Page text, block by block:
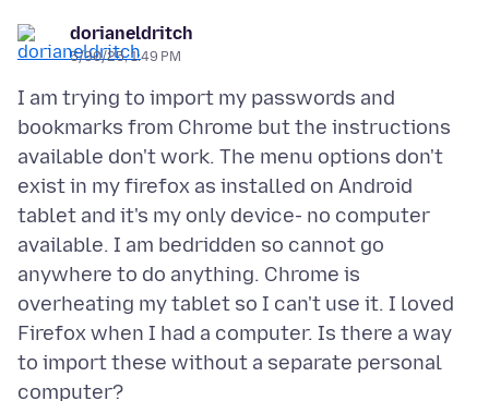
dorianeldritch
5/30/25, 1:49 PM
I am trying to import my passwords and
bookmarks from Chrome but the instructions
available don't work. The menu options don't
exist in my firefox as installed on Android
tablet and it's my only device- no computer
available. I am bedridden so cannot go
anywhere to do anything. Chrome is
overheating my tablet so I can't use it. I loved
Firefox when I had a computer. Is there a way
to import these without a separate personal